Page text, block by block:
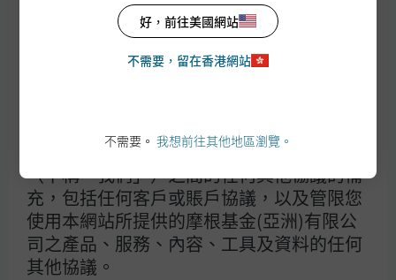
您凡取覽本網站及當中的任何網頁，即表示
已閱讀下列資料，並接受下述及另載於本網
站之相關網頁的條款及細則，亦同意受此等
本使用條款為您與摩根基金(亞洲)有限公司
（下稱「我們」）之間的任何其他協議的補
充，包括任何客戶或賬戶協議，以及管限您
使用本網站所提供的摩根基金(亞洲)有限公
司之產品、服務、內容、工具及資料的任何
其他協議。
J.P. Morgan 好，前往美國網站
不需要，留在香港網站
不需要。 我想前往其他地區瀏覽。